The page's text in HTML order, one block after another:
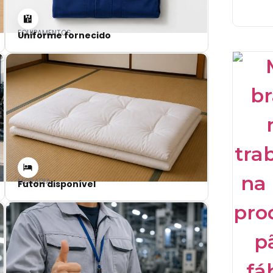
EQUIPAMENTOS
Uniforme fornecido
MORADIA
Futon disponível